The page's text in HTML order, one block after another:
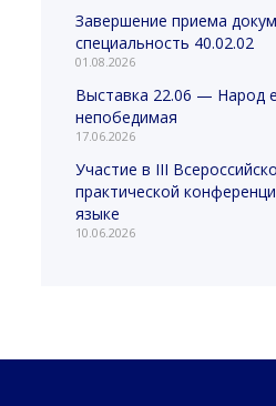
Завершение приема
специальность 40.02.02
01.08.2026
Выставка 22.06 — Народ
непобедимая
17.06.2026
Участие в III
практической
языке
10.06.2026